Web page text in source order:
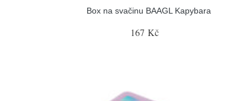
Box na svačinu BAAGL Kapybara
167 Kč